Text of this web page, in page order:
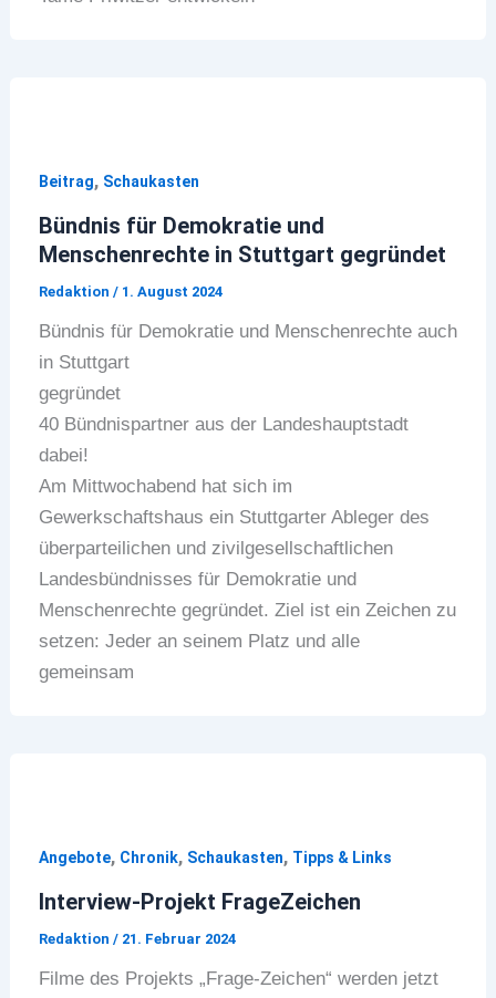
Beitrag, Schaukasten
Bündnis für Demokratie und
Menschenrechte in Stuttgart gegründet
Redaktion / 1. August 2024
Bündnis für Demokratie und Menschenrechte auch
in Stuttgart
gegründet
40 Bündnispartner aus der Landeshauptstadt
dabei!
Am Mittwochabend hat sich im
Gewerkschaftshaus ein Stuttgarter Ableger des
überparteilichen und zivilgesellschaftlichen
Landesbündnisses für Demokratie und
Menschenrechte gegründet. Ziel ist ein Zeichen zu
setzen: Jeder an seinem Platz und alle
gemeinsam
Angebote, Chronik, Schaukasten, Tipps & Links
Interview-Projekt FrageZeichen
Redaktion / 21. Februar 2024
Filme des Projekts „Frage-Zeichen“ werden jetzt